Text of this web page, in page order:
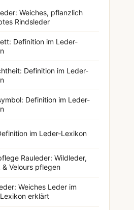
Weiches, pflanzlich
Rindsleder
Definition im Leder-
Definition im Leder-
Definition im Leder-
im Leder-Lexikon
Rauleder: Wildleder,
& Velours pflegen
Weiches Leder im
erklärt